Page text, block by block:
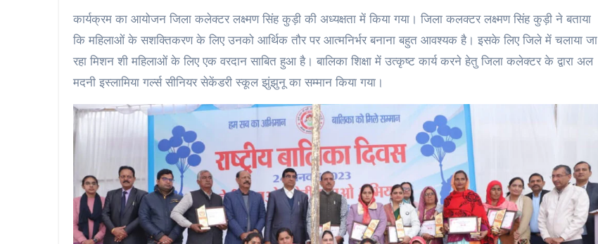
कार्यक्रम का आयोजन जिला कलेक्टर लक्ष्मण सिंह कुड़ी की अध्यक्षता में किया गया। जिला कलक्टर लक्ष्मण सिंह कुड़ी ने बताया
कि महिलाओं के सशक्तिकरण के लिए उनको आर्थिक तौर पर आत्मनिर्भर बनाना बहुत आवश्यक है। इसके लिए जिले में चलाया जा
रहा मिशन शी महिलाओं के लिए एक वरदान साबित हुआ है। बालिका शिक्षा में उत्कृष्ट कार्य करने हेतु जिला कलेक्टर के द्वारा अल
मदनी इस्लामिया गर्ल्स सीनियर सेकेंडरी स्कूल झुंझुनू का सम्मान किया गया।